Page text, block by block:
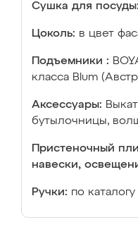
Сушка для посуды:
Цоколь: в цвет
Подъемники :
класса Blum
Аксессуары:
бутылочницы,
Пристеночный
навески,
Ручки: по каталогу